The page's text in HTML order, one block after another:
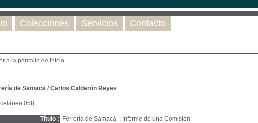
a la pantalla de inicio ...
de Samacá / Carlos Calderón Reyes
058
Título :
Ferrería de Samacá : Informe de una Comisión
Colecciones Servicios Contacto